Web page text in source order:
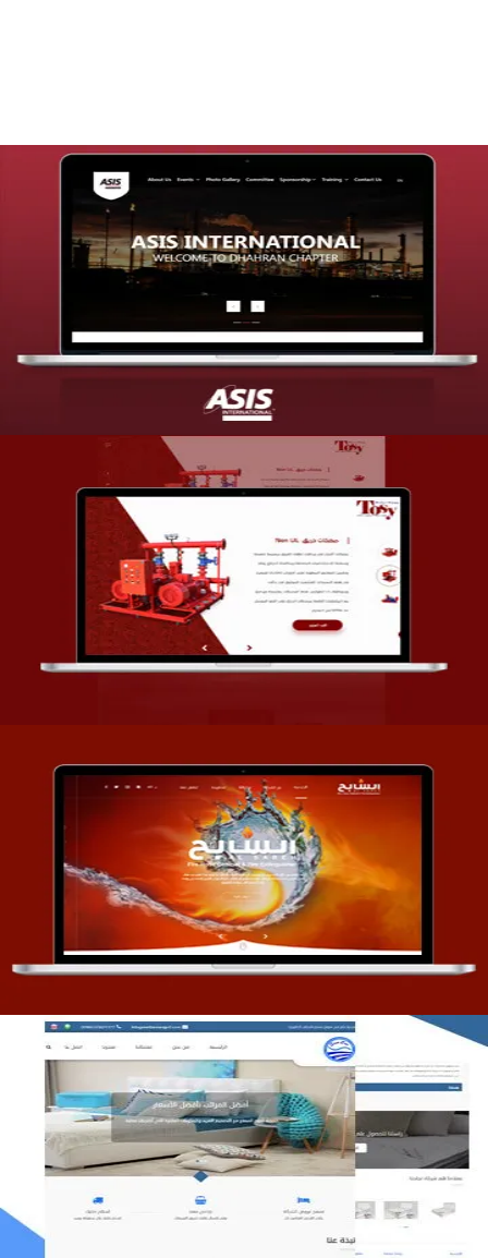
تصميم موقع شركة asis
التفاصيل
تصميم شركة قمة الأنظمة TOSY
التفاصيل
تصميم موقع السابح للصناعات المعدنية
التفاصيل
مصنع المراتب الخليجية